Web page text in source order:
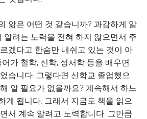
앎은 어떤 것 같습니까? 과감하게 알
알려는 노력을 전혀 하지 않으면서 주
겠다고 한숨만 내쉬고 있는 것이 아
가 철학, 신학, 성서학 등을 배우면
습니다. 그렇다면 신학교 졸업했으
알 필요가 없을까요? 계속해서 하느
게 됩니다. 그래서 지금도 책을 읽으
서 계속 알려고 노력합니다. 그만큼